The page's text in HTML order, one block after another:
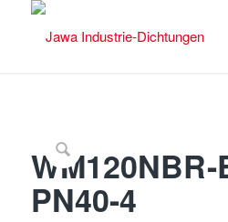
WM120NBR-
PN40-4